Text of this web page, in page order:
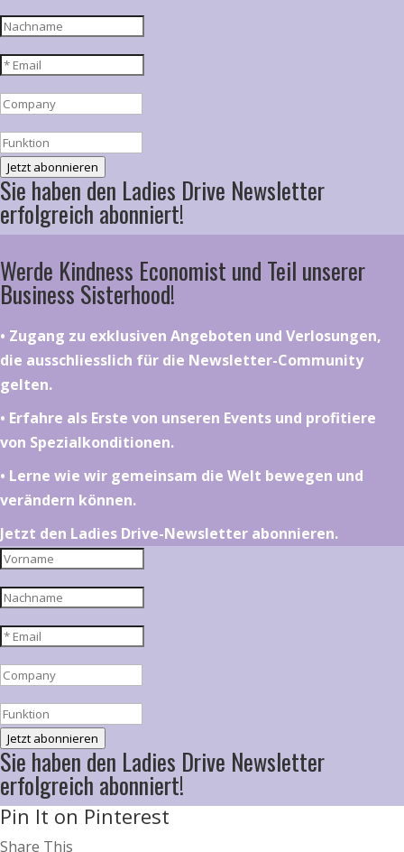
Jetzt abonnieren
Sie haben den Ladies Drive Newsletter
erfolgreich abonniert!
Werde Kindness Economist und Teil unserer
Business Sisterhood!
•⁠ ⁠⁠Zugang zu exklusiven Angeboten und Verlosungen,
die ausschliesslich für die Newsletter-Community
gelten.
•⁠ ⁠⁠Erfahre als Erste von unseren Events und profitiere
von Spezialkonditionen.
•⁠ ⁠⁠Lerne wie wir gemeinsam die Welt bewegen und
verändern können.
Jetzt den Ladies Drive-Newsletter abonnieren.
Jetzt abonnieren
Sie haben den Ladies Drive Newsletter
erfolgreich abonniert!
Pin It on Pinterest
Share This